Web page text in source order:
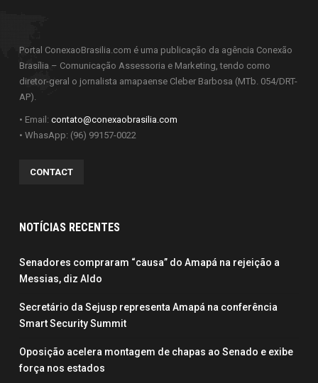
Portal ConexaoBrasilia.com é uma publicação da agência Conexão
Brasília – Comunicação Assessoria e Marketing, tendo como
diretor-geral o jornalista amapaense Cleber Barbosa (MTb. 054/DRT-
AP).
• Email: contato@conexaobrasilia.com
• WhasApp: (96) 99157-0022
CONTACT
NOTÍCIAS RECENTES
Senadores compraram “causa” do Amapá na rejeição a
Messias, diz Aldo
Secretário da Sejusp representa Amapá na conferência
Smart Security Summit
Oposição acelera montagem de chapas ao Senado e exibe
força nos estados